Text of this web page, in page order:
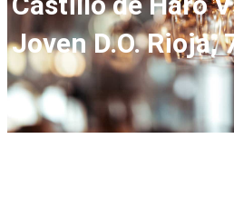
Joven D.O. Rioja,